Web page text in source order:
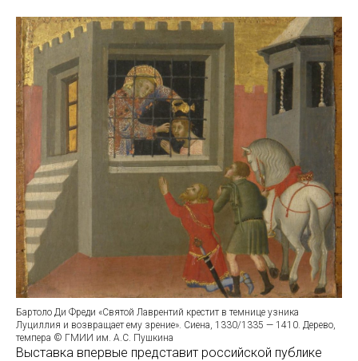
Бартоло Ди Фреди «Святой Лаврентий крестит в темнице узника
Луциллия и возвращает ему зрение». Сиена, 1330/1335 — 1410. Дерево,
темпера © ГМИИ им. А.С. Пушкина
Выставка впервые представит российской публике